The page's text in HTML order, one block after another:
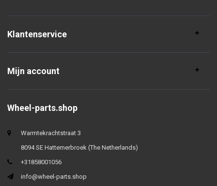
Klantenservice
Mijn account
Wheel-parts.shop
Warmtekrachtstraat 3
8094 SE Hattemerbroek (The Netherlands)
+31858001056
info@wheel-parts.shop